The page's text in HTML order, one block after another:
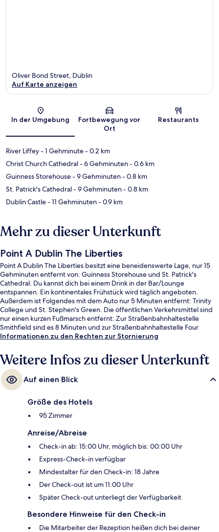
Karte
Oliver Bond Street, Dublin
Auf Karte anzeigen
In der Umgebung
Fortbewegung vor
Ort
Restaurants
River Liffey- 1 Gehminute- 0.2 km
Christ Church Cathedral- 6 Gehminuten- 0.6 km
Guinness Storehouse- 9 Gehminuten- 0.8 km
St. Patrick's Cathedral- 9 Gehminuten- 0.8 km
Dublin Castle- 11 Gehminuten- 0.9 km
Mehr zu dieser Unterkunft
Point A Dublin The Liberties
Point A Dublin The Liberties besitzt eine beneidenswerte Lage, nur 15
Gehminuten entfernt von: Guinness Storehouse und St. Patrick's
Cathedral. Du kannst dich bei einem Drink in der Bar/Lounge
entspannen. Ein kontinentales Frühstück wird täglich angeboten.
Außerdem ist Folgendes mit dem Auto nur 5 Minuten entfernt: Trinity
College und St. Stephen's Green. Die öffentlichen Verkehrsmittel sind
nur einen kurzen Fußmarsch entfernt: Zur Straßenbahnhaltestelle
Smithfield sind es 8 Minuten und zur Straßenbahnhaltestelle Four
Courts 8 Minuten.
Informationen zu den Rechten zur Stornierung
Weitere Infos zu dieser Unterkunft
Auf einen Blick
Größe des Hotels
95 Zimmer
Anreise/Abreise
Check-in ab: 15:00 Uhr, möglich bis: 00:00 Uhr
Express-Check-in verfügbar
Mindestalter für den Check-in: 18 Jahre
Der Check-out ist um 11:00 Uhr
Später Check-out unterliegt der Verfügbarkeit
Besondere Hinweise für den Check-in
Die Mitarbeiter der Rezeption heißen dich bei deiner